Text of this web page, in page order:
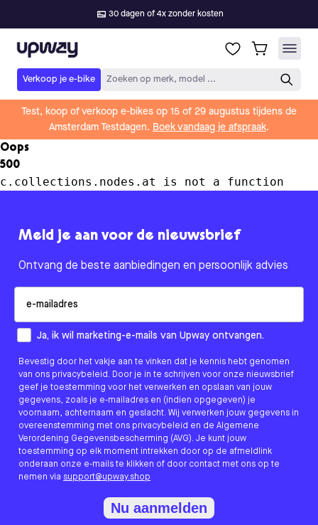
30 dagen of 4x zonder kosten
Upway
Verkoop je e-bike Zoeken op merk, model ...
Test, koop of verkoop e-bikes op 15 of 29 augustus tijdens de
Amsterdam Testdagen. Boek vandaag je afspraak.
Oops
500
c.collections.nodes.at is not a function
Meld je aan voor de nieuwsbrief
Ontvang de beste aanbiedingen en persoonlijk advies
How would you like to hear from us?
Ja, ik wil marketing-e-mails van Upway ontvangen.
Bevestig door het vakje aan te vinken dat je kennis hebt genomen
van ons privacybeleid. Door je in te schrijven voor onze nieuwsbrief
geef je toestemming voor het verwerken en opslaan van jouw
gegevens, zoals je e-mailadres en (indien opgegeven) je
voornaam, achternaam en geslacht. Wij verwerken jouw gegevens in
overeenstemming met ons privacybeleid en de Algemene
Verordening Gegevensbescherming (AVG). Je kunt jouw
toestemming op elk moment intrekken door op de afmeldlink
onderaan onze e-mails te klikken of door contact met ons op te
nemen via support@upway.shop
Nu aanmelden